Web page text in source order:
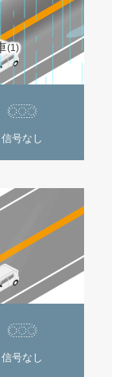
(1)
信号なし
信号なし